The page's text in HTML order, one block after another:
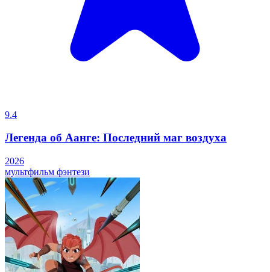
9.4
Легенда об Аанге: Последний маг воздуха
2026
мультфильм фэнтези